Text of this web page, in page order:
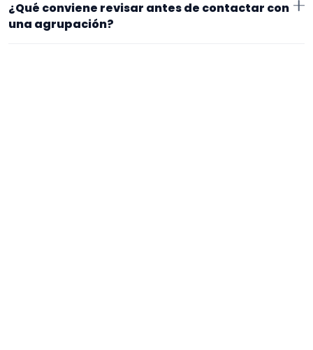
formato que te encaja, usa el filtro de tipo de
agrupación para quedarte con opciones más
¿Qué conviene revisar antes de contactar con
una agrupación?